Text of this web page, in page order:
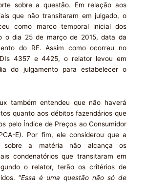
sobre a questão. Em relação aos
que não transitaram em julgado, o
como marco temporal inicial dos
o dia 25 de março de 2015, data da
do RE. Assim como ocorreu no
4357 e 4425, o relator levou em
do julgamento para estabelecer o
também entendeu que não haverá
quanto aos débitos fazendários que
pelo Índice de Preços ao Consumidor
E). Por fim, ele considerou que a
sobre a matéria não alcança os
condenatórios que transitaram em
o relator, terão os critérios de
“Essa é uma questão não só de